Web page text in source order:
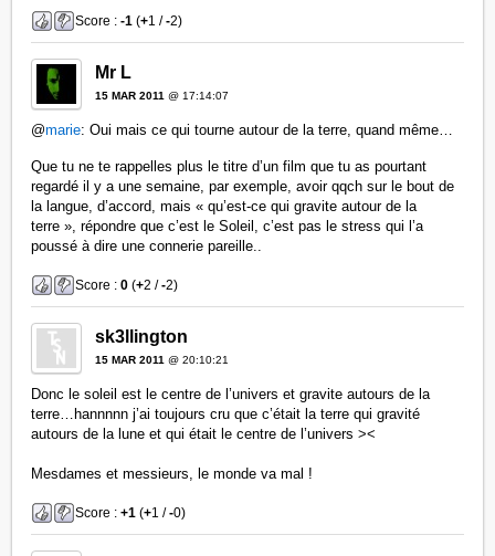
Score :-1 (+1 /-2)
Mr L
15 MAR 2011 @ 17:14:07
@marie: Oui mais ce qui tourne autour de la terre, quand même…
Que tu ne te rappelles plus le titre d’un film que tu as pourtant
regardé il y a une semaine, par exemple, avoir qqch sur le bout de
la langue, d’accord, mais « qu’est-ce qui gravite autour de la
terre », répondre que c’est le Soleil, c’est pas le stress qui l’a
poussé à dire une connerie pareille..
Score :0 (+2 /-2)
sk3llington
15 MAR 2011 @ 20:10:21
Donc le soleil est le centre de l’univers et gravite autours de la
terre…hannnnn j’ai toujours cru que c’était la terre qui gravité
autours de la lune et qui était le centre de l’univers ><
Mesdames et messieurs, le monde va mal !
Score :+1 (+1 /-0)